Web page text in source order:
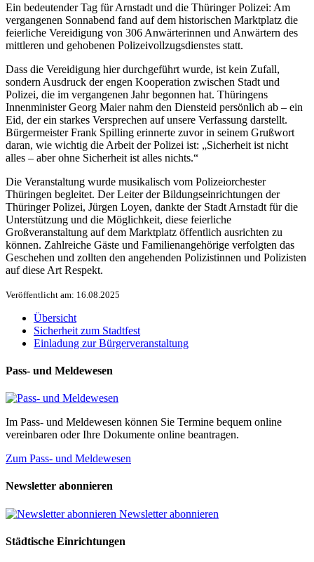
Ein bedeutender Tag für Arnstadt und die Thüringer Polizei: Am
vergangenen Sonnabend fand auf dem historischen Marktplatz die
feierliche Vereidigung von 306 Anwärterinnen und Anwärtern des
mittleren und gehobenen Polizeivollzugsdienstes statt.
Dass die Vereidigung hier durchgeführt wurde, ist kein Zufall,
sondern Ausdruck der engen Kooperation zwischen Stadt und
Polizei, die im vergangenen Jahr begonnen hat. Thüringens
Innenminister Georg Maier nahm den Diensteid persönlich ab – ein
Eid, der ein starkes Versprechen auf unsere Verfassung darstellt.
Bürgermeister Frank Spilling erinnerte zuvor in seinem Grußwort
daran, wie wichtig die Arbeit der Polizei ist: „Sicherheit ist nicht
alles – aber ohne Sicherheit ist alles nichts.“
Die Veranstaltung wurde musikalisch vom Polizeiorchester
Thüringen begleitet. Der Leiter der Bildungseinrichtungen der
Thüringer Polizei, Jürgen Loyen, dankte der Stadt Arnstadt für die
Unterstützung und die Möglichkeit, diese feierliche
Großveranstaltung auf dem Marktplatz öffentlich ausrichten zu
können. Zahlreiche Gäste und Familienangehörige verfolgten das
Geschehen und zollten den angehenden Polizistinnen und Polizisten
auf diese Art Respekt.
Veröffentlicht am: 16.08.2025
Übersicht
Sicherheit zum Stadtfest
Einladung zur Bürgerveranstaltung
Pass- und Meldewesen
Im Pass- und Meldewesen können Sie Termine bequem online
vereinbaren oder Ihre Dokumente online beantragen.
Zum Pass- und Meldewesen
Newsletter abonnieren
Newsletter abonnieren
Städtische Einrichtungen